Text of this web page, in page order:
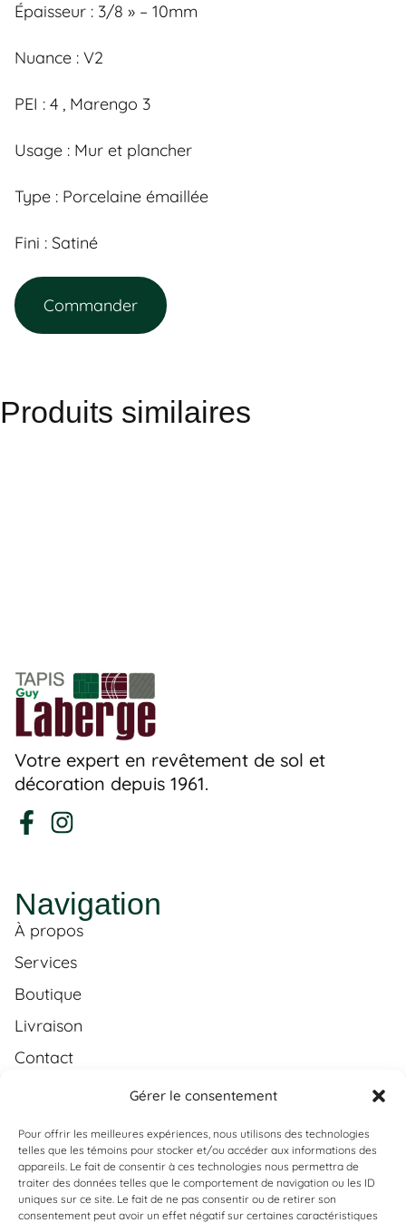
Gérer le consentement
Pour offrir les meilleures expériences, nous utilisons des technologies
telles que les témoins pour stocker et/ou accéder aux informations des
appareils. Le fait de consentir à ces technologies nous permettra de
traiter des données telles que le comportement de navigation ou les ID
uniques sur ce site. Le fait de ne pas consentir ou de retirer son
consentement peut avoir un effet négatif sur certaines caractéristiques
Épaisseur : 3/8 » – 10mm
Nuance : V2
PEI : 4 , Marengo 3
Usage : Mur et plancher
Type : Porcelaine émaillée
Fini : Satiné
Commander
Produits similaires
Votre expert en revêtement de sol et
décoration depuis 1961.
Navigation
À propos
Services
Boutique
Livraison
Contact
Services
Produits & inspirations